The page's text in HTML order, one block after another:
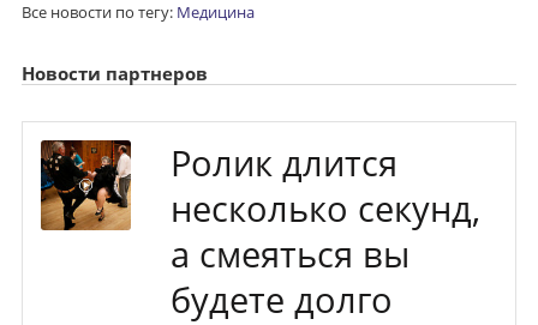
Все новости по тегу: Медицина
Новости партнеров
Ролик длится
несколько секунд,
а смеяться вы
будете долго